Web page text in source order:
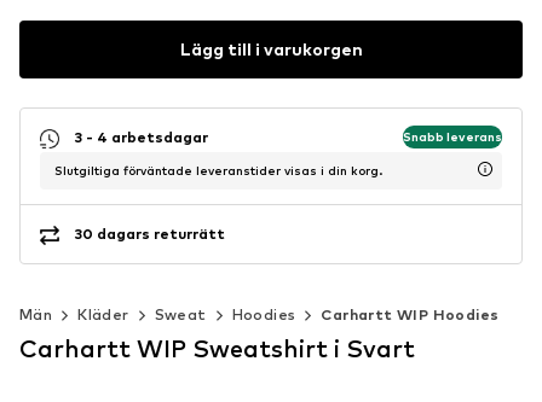
Lägg till i varukorgen
3 - 4 arbetsdagar Snabb leverans
Slutgiltiga förväntade leveranstider visas i din korg.
30 dagars returrätt
Män Kläder Sweat Hoodies Carhartt WIP Hoodies
Carhartt WIP Sweatshirt i Svart